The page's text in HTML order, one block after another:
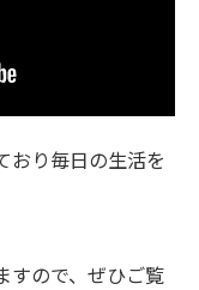
おり毎日の生活を
すので、ぜひご覧